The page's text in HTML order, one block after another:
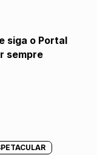
e siga o Portal
sempre